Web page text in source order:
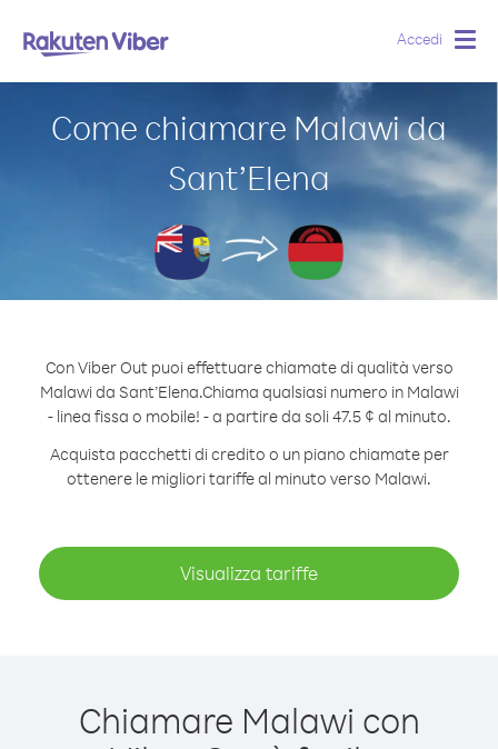
Accedi
Come chiamare Malawi da
Sant’Elena
Con Viber Out puoi effettuare chiamate di qualità verso
Malawi da Sant’Elena.Chiama qualsiasi numero in Malawi
- linea fissa o mobile! - a partire da soli 47.5 ¢ al minuto.
Acquista pacchetti di credito o un piano chiamate per
ottenere le migliori tariffe al minuto verso Malawi.
Visualizza tariffe
Chiamare Malawi con